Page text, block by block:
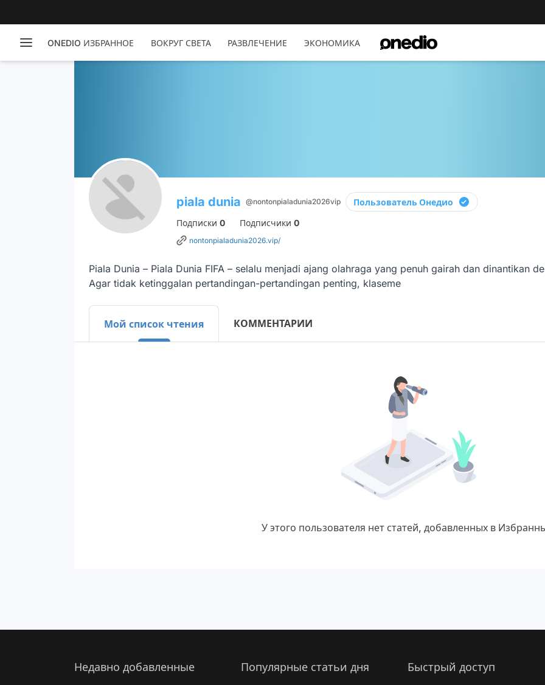
ONEDIO ИЗБРАННОЕ ВОКРУГ СВЕТА РАЗВЛЕЧЕНИЕ ЭКОНОМИКА
piala dunia @nontonpialadunia2026vip Пользователь Онедио
Подписки 0 Подписчики 0
nontonpialadunia2026.vip/
Piala Dunia – Piala Dunia FIFA – selalu menjadi ajang olahraga yang penuh gairah dan dinantikan
Agar tidak ketinggalan pertandingan-pertandingan penting, klaseme
Мой список чтения КОММЕНТАРИИ
У этого пользователя нет статей, добавленных в
Недавно добавленные Популярные статьи дня Быстрый доступ